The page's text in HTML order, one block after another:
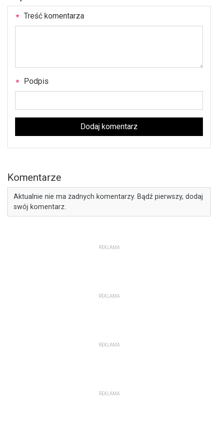
Treść komentarza
Podpis
Dodaj komentarz
Komentarze
Aktualnie nie ma żadnych komentarzy. Bądź pierwszy, dodaj
swój komentarz.
REKLAMA
REKLAMA
REKLAMA
REKLAMA